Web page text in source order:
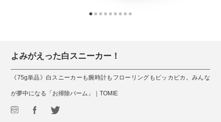
よみがえった白スニーカー！
《75g単品》白スニーカーも腕時計もフローリングもピッカピカ。みんな
が夢中になる「お掃除バーム」｜TOMIE